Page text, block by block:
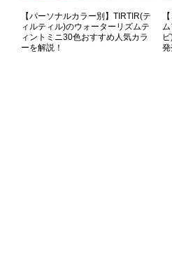
【パーソナルカラー別】TIRTIR(テ
ィルティル)のウォーターリズムテ
ィントミニ30色おすすめ人気カラ
ーを解説！
発